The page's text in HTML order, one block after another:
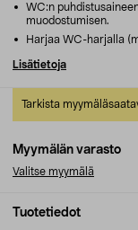
Myymälän varasto
Valitse myymälä
Tarkista
WC:n
muodostumisen.
Harjaa WC-harjalla
Lisätietoja
Tuotetiedot